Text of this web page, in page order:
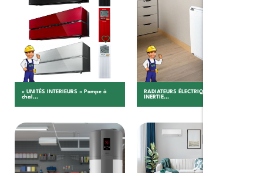
Choisir
« UNITÉS INTERIEURS » Pompe à
chal...
RADIATEURS ÉLECTRIQUE À
INERTIE...
Choisir Choisir